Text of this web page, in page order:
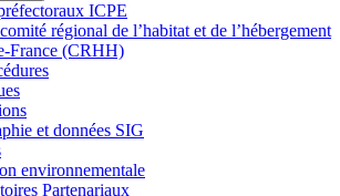
ICPE
régional de l’habitat et de l’hébergement
France (CRHH)
et données SIG
environnementale
Partenariaux